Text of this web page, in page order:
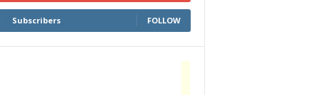
Subscribers FOLLOW